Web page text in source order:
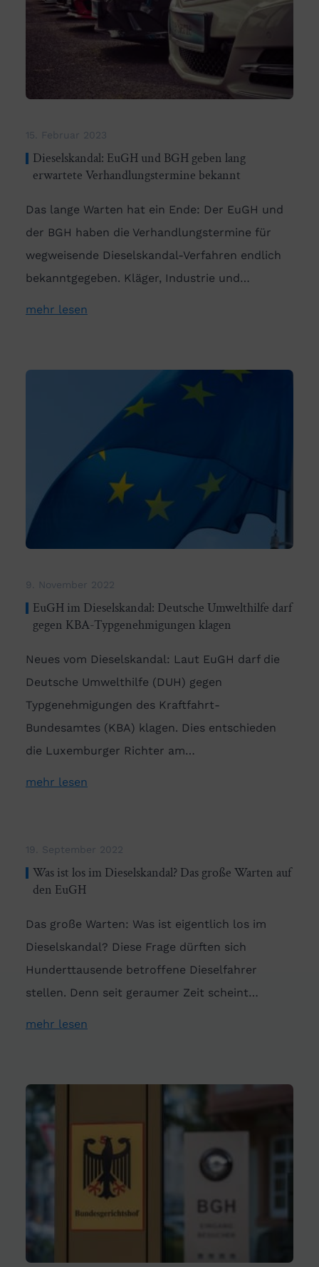
15. Februar 2023
Dieselskandal: EuGH und BGH geben lang
erwartete Verhandlungstermine bekannt
Das lange Warten hat ein Ende: Der EuGH und
der BGH haben die Verhandlungstermine für
wegweisende Dieselskandal-Verfahren endlich
bekanntgegeben. Kläger, Industrie und…
mehr lesen
9. November 2022
EuGH im Dieselskandal: Deutsche Umwelthilfe darf
gegen KBA-Typgenehmigungen klagen
Neues vom Dieselskandal: Laut EuGH darf die
Deutsche Umwelthilfe (DUH) gegen
Typgenehmigungen des Kraftfahrt-
Bundesamtes (KBA) klagen. Dies entschieden
die Luxemburger Richter am…
mehr lesen
19. September 2022
Was ist los im Dieselskandal? Das große Warten auf
den EuGH
Das große Warten: Was ist eigentlich los im
Dieselskandal? Diese Frage dürften sich
Hunderttausende betroffene Dieselfahrer
stellen. Denn seit geraumer Zeit scheint…
mehr lesen